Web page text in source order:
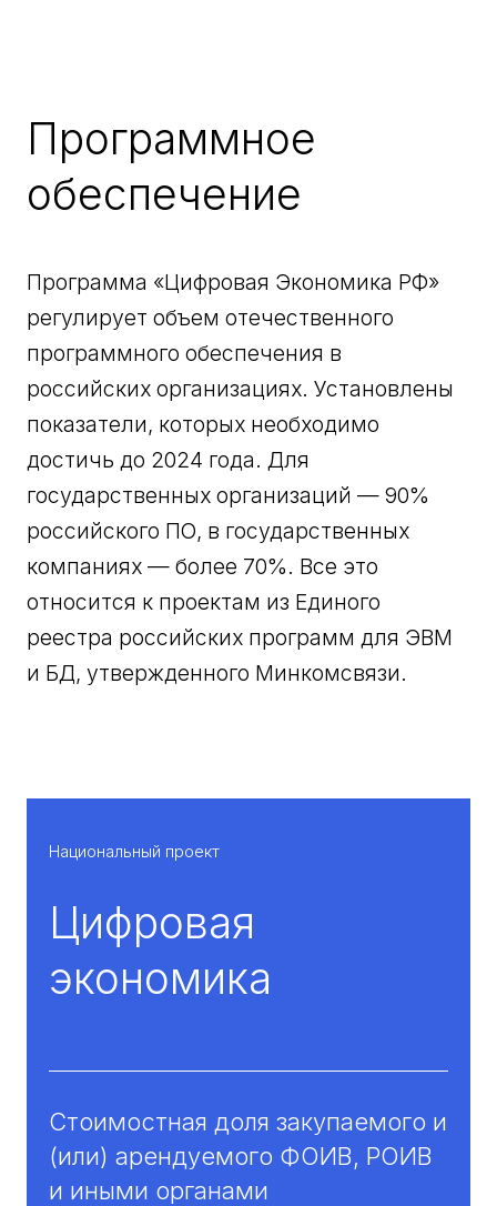
Программное
обеспечение
Программа «Цифровая Экономика РФ»
регулирует объем отечественного
программного обеспечения в
российских организациях. Установлены
показатели, которых необходимо
достичь до 2024 года. Для
государственных организаций — 90%
российского ПО, в государственных
компаниях — более 70%. Все это
относится к проектам из Единого
реестра российских программ для ЭВМ
и БД, утвержденного Минкомсвязи.
Национальный проект
Цифровая
экономика
Стоимостная доля закупаемого и
(или) арендуемого ФОИВ, РОИВ
и иными органами